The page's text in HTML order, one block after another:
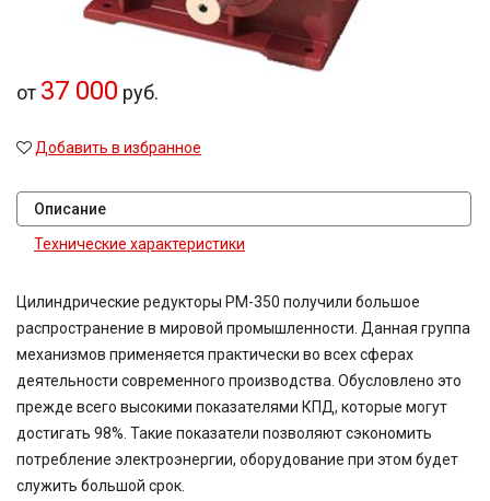
52
63
80,2
81,64
90,7
100
116,5
124,97
167,4
189
189,3
от 37 000 руб.
Добавить в избранное
Описание
Технические характеристики
Цилиндрические редукторы РМ-350 получили большое
распространение в мировой промышленности. Данная группа
механизмов применяется практически во всех сферах
деятельности современного производства. Обусловлено это
прежде всего высокими показателями КПД, которые могут
достигать 98%. Такие показатели позволяют сэкономить
потребление электроэнергии, оборудование при этом будет
служить большой срок.